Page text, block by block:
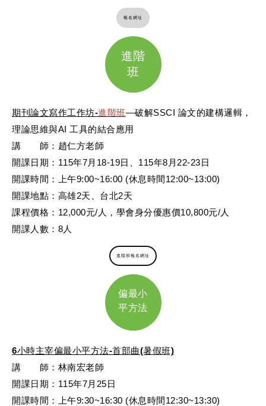
報名網址
進階
班
期刊論文寫作工作坊-進階班—破解SSCI 論文的建構邏輯，
理論思維與AI 工具的結合應用
講 師：趙仁方老師
開課日期：115年7月18-19日、115年8月22-23日
開課時間：上午9:00~16:00 (休息時間12:00~13:00)
開課地點：高雄2天、台北2天
課程價格：12,000元/人，學會身分優惠價10,800元/人
開課人數：8人
進階班報名網址
偏最小
平方法
6小時主宰偏最小平方法-首部曲(暑假班)
講 師：林南宏老師
開課日期：115年7月25日
開課時間：上午9:30~16:30 (休息時間12:30~13:30)